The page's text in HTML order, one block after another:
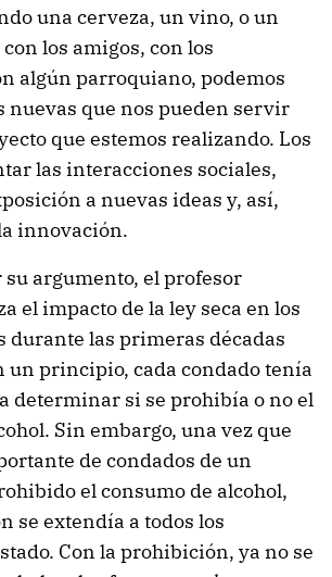
una cerveza, un vino, o un
los amigos, con los
algún parroquiano, podemos
nuevas que nos pueden servir
que estemos realizando. Los
las interacciones sociales,
a nuevas ideas y, así,
innovación.
argumento, el profesor
el impacto de la ley seca en los
durante las primeras décadas
un principio, cada condado tenía
determinar si se prohibía o no el
Sin embargo, una vez que
de condados de un
el consumo de alcohol,
se extendía a todos los
Con la prohibición, ya no se